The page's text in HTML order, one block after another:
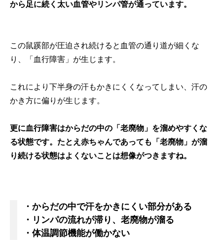
から足に続く太い血管やリンパ管が通っています。
この鼠蹊部が圧迫され続けると血管の通り道が細くな
り、「血行障害」が生じます。
これにより下半身の汗もかきにくくなってしまい、汗の
かき方に偏りが生じます。
更に血行障害はからだの中の「老廃物」を溜めやすくな
る状態です。たとえ赤ちゃんであっても「老廃物」が溜
り続ける状態はよくないことは想像がつきますね。
・からだの中で汗をかきにくい部分がある
・リンパの流れが滞り、老廃物が溜る
・体温調節機能が働かない